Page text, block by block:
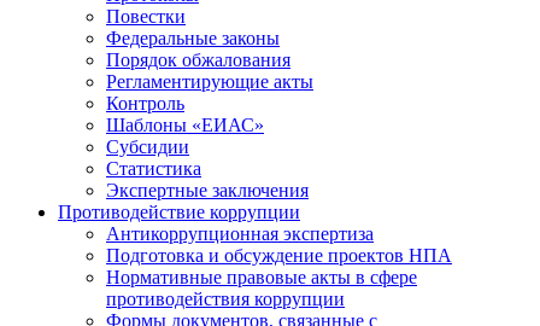
Повестки
Федеральные законы
Порядок обжалования
Регламентирующие акты
Контроль
Шаблоны «ЕИАС»
Субсидии
Статистика
Экспертные заключения
Противодействие коррупции
Антикоррупционная экспертиза
Подготовка и обсуждение проектов НПА
Нормативные правовые акты в сфере
противодействия коррупции
Формы документов, связанные с